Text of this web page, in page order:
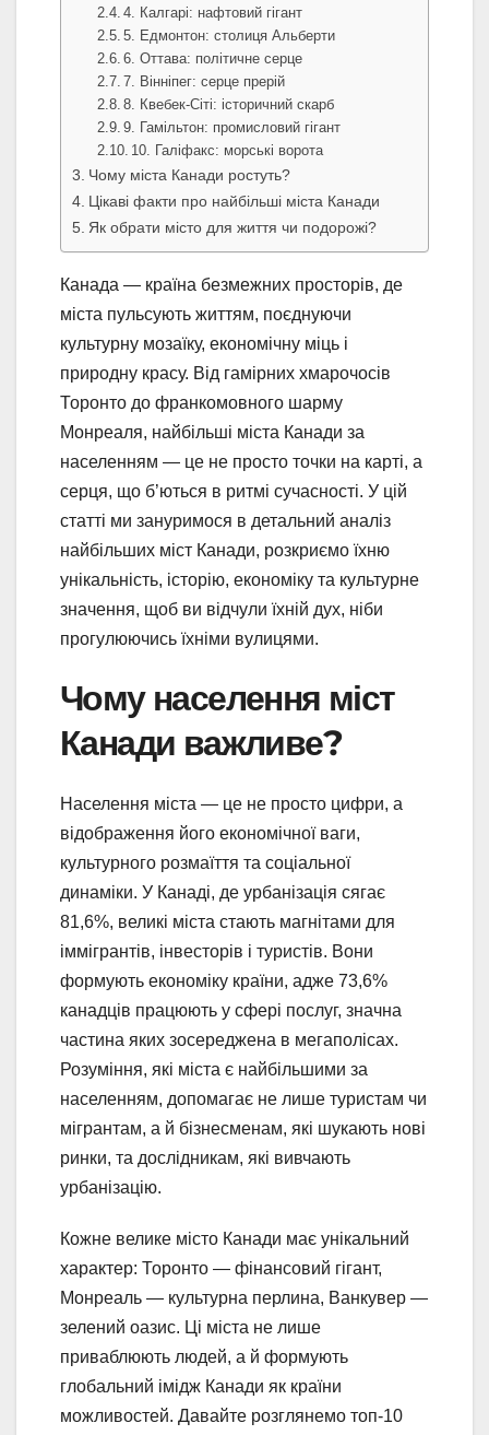
4. Калгарі: нафтовий гігант
5. Едмонтон: столиця Альберти
6. Оттава: політичне серце
7. Вінніпег: серце прерій
8. Квебек-Сіті: історичний скарб
9. Гамільтон: промисловий гігант
10. Галіфакс: морські ворота
Чому міста Канади ростуть?
Цікаві факти про найбільші міста Канади
Як обрати місто для життя чи подорожі?
Канада — країна безмежних просторів, де
міста пульсують життям, поєднуючи
культурну мозаїку, економічну міць і
природну красу. Від гамірних хмарочосів
Торонто до франкомовного шарму
Монреаля, найбільші міста Канади за
населенням — це не просто точки на карті, а
серця, що б’ються в ритмі сучасності. У цій
статті ми зануримося в детальний аналіз
найбільших міст Канади, розкриємо їхню
унікальність, історію, економіку та культурне
значення, щоб ви відчули їхній дух, ніби
прогулюючись їхніми вулицями.
Чому населення міст
Канади важливе?
Населення міста — це не просто цифри, а
відображення його економічної ваги,
культурного розмаїття та соціальної
динаміки. У Канаді, де урбанізація сягає
81,6%, великі міста стають магнітами для
іммігрантів, інвесторів і туристів. Вони
формують економіку країни, адже 73,6%
канадців працюють у сфері послуг, значна
частина яких зосереджена в мегаполісах.
Розуміння, які міста є найбільшими за
населенням, допомагає не лише туристам чи
мігрантам, а й бізнесменам, які шукають нові
ринки, та дослідникам, які вивчають
урбанізацію.
Кожне велике місто Канади має унікальний
характер: Торонто — фінансовий гігант,
Монреаль — культурна перлина, Ванкувер —
зелений оазис. Ці міста не лише
приваблюють людей, а й формують
глобальний імідж Канади як країни
можливостей. Давайте розглянемо топ-10